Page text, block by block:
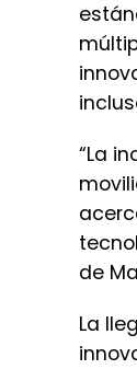
“La
de
La